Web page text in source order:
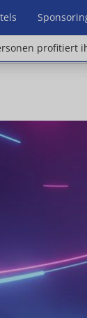
profitiert